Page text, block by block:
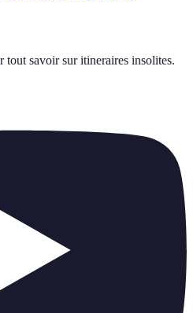
tout savoir sur itineraires insolites.